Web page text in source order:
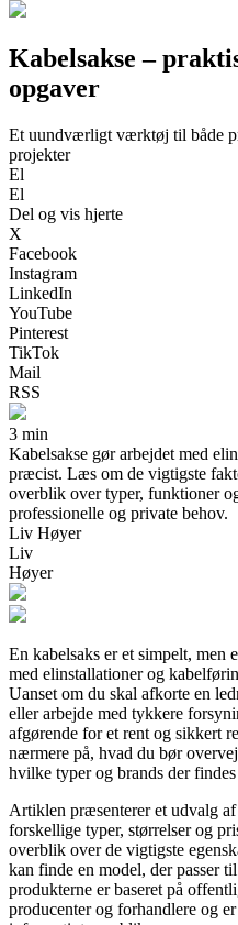
Kabelsakse –
opgaver
Et uundværligt værktøj til både
projekter
El
El
Del og vis hjerte
X
Facebook
Instagram
LinkedIn
YouTube
Pinterest
TikTok
Mail
RSS
3 min
Kabelsakse gør arbejdet med
præcist. Læs om de vigtigste
overblik over typer, funktioner
professionelle og private behov.
Liv Høyer
Liv
Høyer
En kabelsaks er et simpelt,
med elinstallationer og
Uanset om du skal afkorte en
eller arbejde med tykkere
afgørende for et rent og sikkert
nærmere på, hvad du bør
hvilke typer og brands der
Artiklen præsenterer et udvalg
forskellige typer, størrelser og
overblik over de vigtigste
kan finde en model, der passer
produkterne er baseret på
producenter og forhandlere og